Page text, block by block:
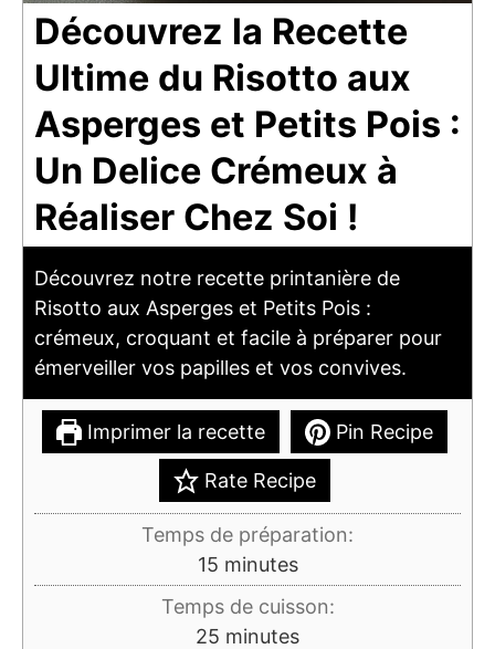
Découvrez la Recette
Ultime du Risotto aux
Asperges et Petits Pois :
Un Delice Crémeux à
Réaliser Chez Soi !
Découvrez notre recette printanière de
Risotto aux Asperges et Petits Pois :
crémeux, croquant et facile à préparer pour
émerveiller vos papilles et vos convives.
Imprimer la recette Pin Recipe
Rate Recipe
Temps de préparation:
15minutes
minutes
Temps de cuisson:
25 minutes
minutes